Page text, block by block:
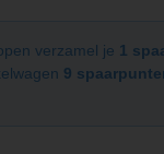
verzamel je 1
9